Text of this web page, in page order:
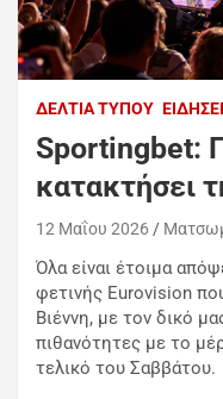
ΔΕΛΤΊΑ ΤΎΠΟΥ
Sportingbet:
κατακτήσει
12 Μαΐου 2026
Όλα είναι έτοιμα
φετινής Eurovision
Βιέννη, με τον δικό
πιθανότητες με το
τελικό του Σαββάτου.